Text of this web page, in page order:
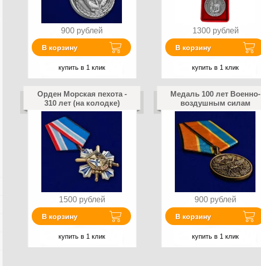
900 рублей
В корзину
купить в 1 клик
1300 рублей
В корзину
купить в 1 клик
Орден Морская пехота -
310 лет (на колодке)
1500 рублей
В корзину
купить в 1 клик
Медаль 100 лет Военно-
воздушным силам
900 рублей
В корзину
купить в 1 клик